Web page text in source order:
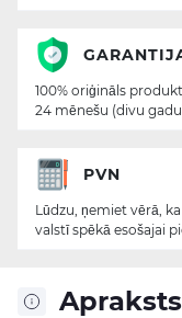
Apraksts
100% oriģināls
24 mēnešu (divu
PVN
Lūdzu, ņemiet vērā,
valstī spēkā esošajai